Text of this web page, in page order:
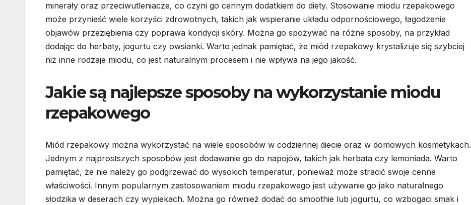
minerały oraz przeciwutleniacze, co czyni go cennym dodatkiem do diety. Stosowanie miodu rzepakowego
może przynieść wiele korzyści zdrowotnych, takich jak wspieranie układu odpornościowego, łagodzenie
objawów przeziębienia czy poprawa kondycji skóry. Można go spożywać na różne sposoby, na przykład
dodając do herbaty, jogurtu czy owsianki. Warto jednak pamiętać, że miód rzepakowy krystalizuje się szybciej
niż inne rodzaje miodu, co jest naturalnym procesem i nie wpływa na jego jakość.
Jakie są najlepsze sposoby na wykorzystanie miodu
rzepakowego
Miód rzepakowy można wykorzystać na wiele sposobów w codziennej diecie oraz w domowych kosmetykach.
Jednym z najprostszych sposobów jest dodawanie go do napojów, takich jak herbata czy lemoniada. Warto
pamiętać, że nie należy go podgrzewać do wysokich temperatur, ponieważ może stracić swoje cenne
właściwości. Innym popularnym zastosowaniem miodu rzepakowego jest używanie go jako naturalnego
słodzika w deserach czy wypiekach. Można go również dodać do smoothie lub jogurtu, co wzbogaci smak i